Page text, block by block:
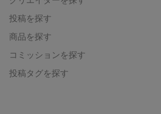
投稿を探す
商品を探す
コミッションを探す
投稿タグを探す